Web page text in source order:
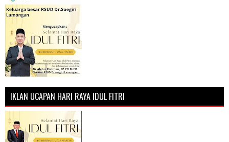
IKLAN UCAPAN HARI RAYA IDUL FITRI